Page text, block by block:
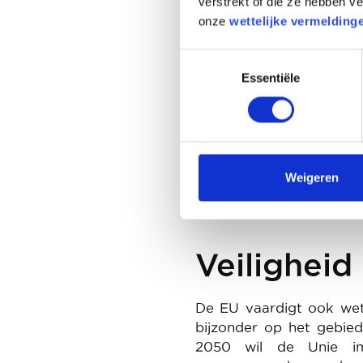
onze wettelijke
Essentiële
Weigeren
De
maatregelen getroffen
laadpunten te
automobilisten een
Veiligheid
De EU vaardigt ook
bijzonder op het
2050 wil de Unie